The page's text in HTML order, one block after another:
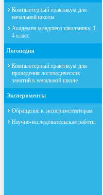
Компьютерный практикум для
начальной школы
Академия младшего школьника: 1-
4 класс
Логопедия
Компьютерный практикум для
проведения логопедических
занятий в начальной школе
Эксперименты
Обращение к экспериментаторам
Научно-исследовательские работы